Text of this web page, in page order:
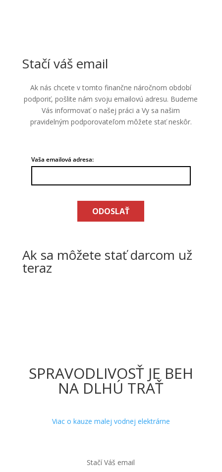
Stačí váš email
Ak nás chcete v tomto finančne náročnom období
podporiť, pošlite nám svoju emailovú adresu. Budeme
Vás informovať o našej práci a Vy sa našim
pravidelným podporovateľom môžete stať neskôr.
Vaša emailová adresa:
ODOSLAŤ
Ak sa môžete stať darcom už
teraz
SPRAVODLIVOSŤ JE BEH
NA DLHÚ TRAŤ
Viac o kauze malej vodnej elektrárne
Stačí Váš email